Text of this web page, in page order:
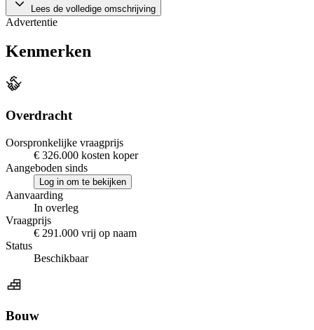
Lees de volledige omschrijving
Advertentie
Kenmerken
Overdracht
Oorspronkelijke vraagprijs
€ 326.000 kosten koper
Aangeboden sinds
Log in om te bekijken
Aanvaarding
In overleg
Vraagprijs
€ 291.000 vrij op naam
Status
Beschikbaar
Bouw